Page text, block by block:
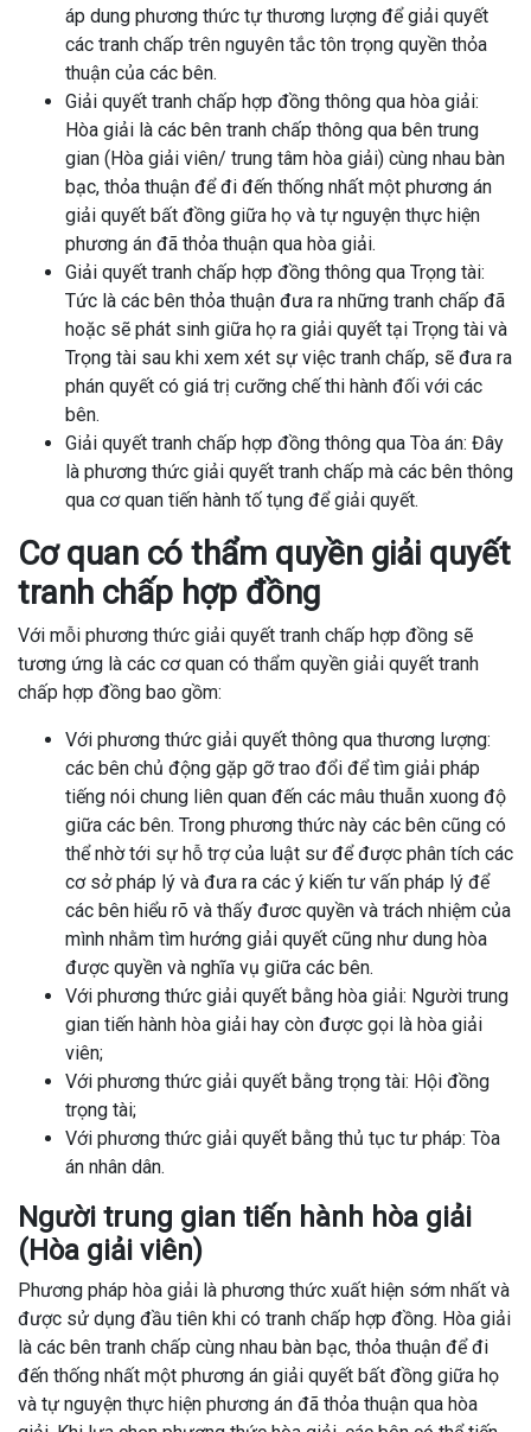
áp dung phương thức tự thương lượng để giải quyết
các tranh chấp trên nguyên tắc tôn trọng quyền thỏa
thuận của các bên.
Giải quyết tranh chấp hợp đồng thông qua hòa giải:
Hòa giải là các bên tranh chấp thông qua bên trung
gian (Hòa giải viên/ trung tâm hòa giải) cùng nhau bàn
bạc, thỏa thuận để đi đến thống nhất một phương án
giải quyết bất đồng giữa họ và tự nguyện thực hiện
phương án đã thỏa thuận qua hòa giải.
Giải quyết tranh chấp hợp đồng thông qua Trọng tài:
Tức là các bên thỏa thuận đưa ra những tranh chấp đã
hoặc sẽ phát sinh giữa họ ra giải quyết tại Trọng tài và
Trọng tài sau khi xem xét sự việc tranh chấp, sẽ đưa ra
phán quyết có giá trị cưỡng chế thi hành đối với các
bên.
Giải quyết tranh chấp hợp đồng thông qua Tòa án: Đây
là phương thức giải quyết tranh chấp mà các bên thông
qua cơ quan tiến hành tố tụng để giải quyết.
Cơ quan có thẩm quyền giải quyết
tranh chấp hợp đồng
Với mỗi phương thức giải quyết tranh chấp hợp đồng sẽ
tương ứng là các cơ quan có thẩm quyền giải quyết tranh
chấp hợp đồng bao gồm:
Với phương thức giải quyết thông qua thương lượng:
các bên chủ động gặp gỡ trao đổi để tìm giải pháp
tiếng nói chung liên quan đến các mâu thuẫn xuong độ
giữa các bên. Trong phương thức này các bên cũng có
thể nhờ tới sự hỗ trợ của luật sư để được phân tích các
cơ sở pháp lý và đưa ra các ý kiến tư vấn pháp lý để
các bên hiểu rõ và thấy đươc quyền và trách nhiệm của
mình nhằm tìm hướng giải quyết cũng như dung hòa
được quyền và nghĩa vụ giữa các bên.
Với phương thức giải quyết bằng hòa giải: Người trung
gian tiến hành hòa giải hay còn được gọi là hòa giải
viên;
Với phương thức giải quyết bằng trọng tài: Hội đồng
trọng tài;
Với phương thức giải quyết bằng thủ tục tư pháp: Tòa
án nhân dân.
Người trung gian tiến hành hòa giải
(Hòa giải viên)
Phương pháp hòa giải là phương thức xuất hiện sớm nhất và
được sử dụng đầu tiên khi có tranh chấp hợp đồng. Hòa giải
là các bên tranh chấp cùng nhau bàn bạc, thỏa thuận để đi
đến thống nhất một phương án giải quyết bất đồng giữa họ
và tự nguyện thực hiện phương án đã thỏa thuận qua hòa